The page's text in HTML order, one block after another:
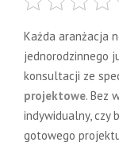
Każda aranżacja
jednorodzinnego
konsultacji ze
projektowe. Bez
indywidualny, czy
gotowego